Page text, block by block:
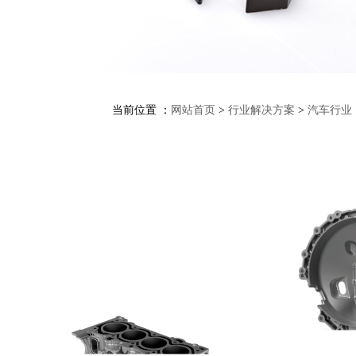
当前位置 ： 网站首页 >行业解决方案 >汽车行业